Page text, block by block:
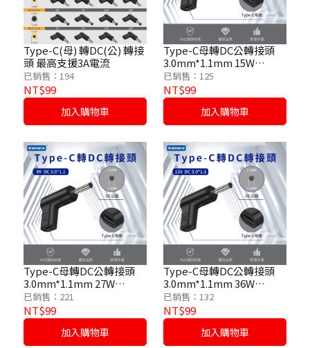
Type-C(母) 轉DC(公) 轉接
頭 最高支援3A電流
已銷售：194
NT$99
加入購物車
Type-C母轉DC公轉接頭
3.0mm*1.1mm 15W
/5V/3A
已銷售：125
NT$99
加入購物車
Type-C母轉DC公轉接頭
3.0mm*1.1mm 27W
/9V/3A
已銷售：221
NT$99
加入購物車
Type-C母轉DC公轉接頭
3.0mm*1.1mm 36W
/12V/3A
已銷售：132
NT$99
加入購物車